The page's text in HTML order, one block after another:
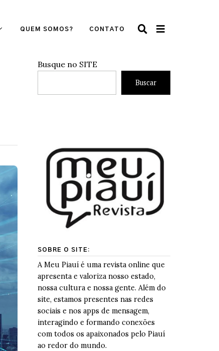
QUEM SOMOS? CONTATO
Busque no SITE
Buscar
SOBRE O SITE:
A Meu Piauí é uma revista online que
apresenta e valoriza nosso estado,
nossa cultura e nossa gente. Além do
site, estamos presentes nas redes
sociais e nos apps de mensagem,
interagindo e formando conexões
com todos os apaixonados pelo Piauí
ao redor do mundo.